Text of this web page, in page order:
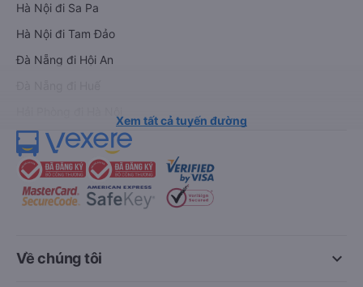
Hà Nội đi Sa Pa
Hà Nội đi Tam Đảo
Đà Nẵng đi Hội An
Xem tất cả tuyến đường
keyboard_arrow_down
Về chúng tôi